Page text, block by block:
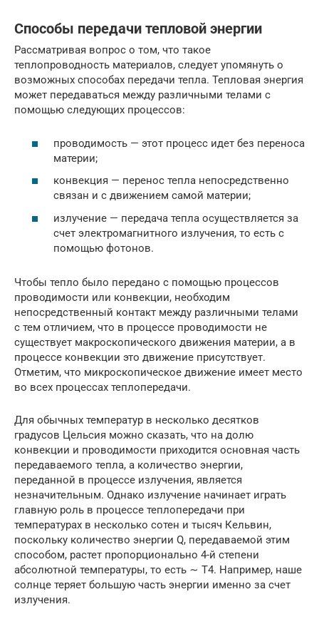
Способы передачи тепловой энергии
Рассматривая вопрос о том, что такое
теплопроводность материалов, следует упомянуть о
возможных способах передачи тепла. Тепловая энергия
может передаваться между различными телами с
помощью следующих процессов:
проводимость — этот процесс идет без переноса
материи;
конвекция — перенос тепла непосредственно
связан и с движением самой материи;
излучение — передача тепла осуществляется за
счет электромагнитного излучения, то есть с
помощью фотонов.
Чтобы тепло было передано с помощью процессов
проводимости или конвекции, необходим
непосредственный контакт между различными телами
с тем отличием, что в процессе проводимости не
существует макроскопического движения материи, а в
процессе конвекции это движение присутствует.
Отметим, что микроскопическое движение имеет место
во всех процессах теплопередачи.
Для обычных температур в несколько десятков
градусов Цельсия можно сказать, что на долю
конвекции и проводимости приходится основная часть
передаваемого тепла, а количество энергии,
переданной в процессе излучения, является
незначительным. Однако излучение начинает играть
главную роль в процессе теплопередачи при
температурах в несколько сотен и тысяч Кельвин,
поскольку количество энергии Q, передаваемой этим
способом, растет пропорционально 4-й степени
абсолютной температуры, то есть ∼ T4. Например, наше
солнце теряет большую часть энергии именно за счет
излучения.